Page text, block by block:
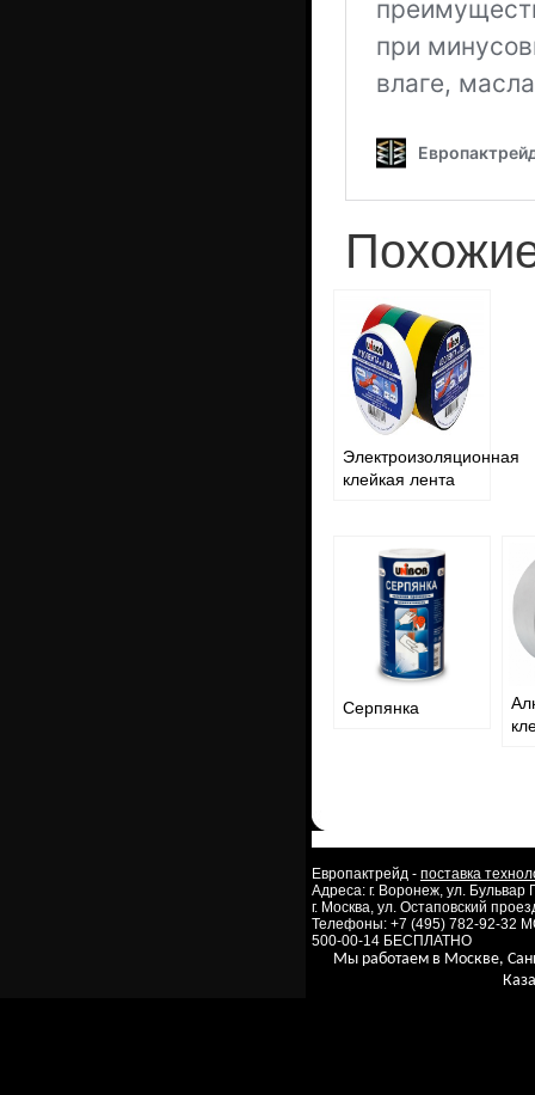
Электроизоляционная
клейкая лента
Серпянка
Европактрейд - поставка
Адреса: г. Воронеж, ул.
г. Москва, ул. Остаповский
Телефоны: +7 (495) 782-92-32
500-00-14 БЕСПЛАТНО
Мы работаем в Москве,